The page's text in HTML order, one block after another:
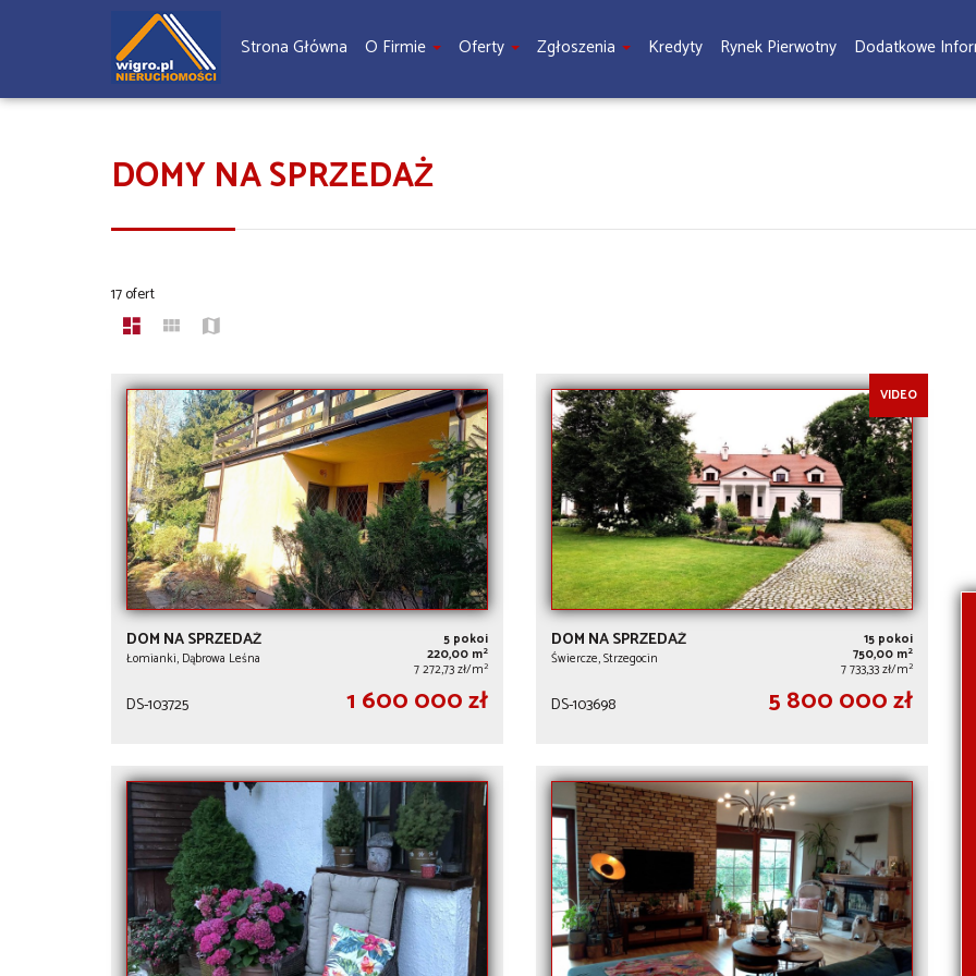
Strona Główna O Firmie Oferty Zgłoszenia Kredyty Rynek Pierwotny Dodatkowe
DOMY NA SPRZEDAŻ
17 ofert
DOM NA SPRZEDAŻ
Łomianki, Dąbrowa Leśna
5 pokoi
220,00 m2
7 272,73 zł/m2
DS-103725 1 600 000 zł
VIDEO
DOM NA SPRZEDAŻ
Świercze, Strzegocin
15 pokoi
750,00 m2
7 733,33 zł/m2
DS-103698 5 800 000 zł